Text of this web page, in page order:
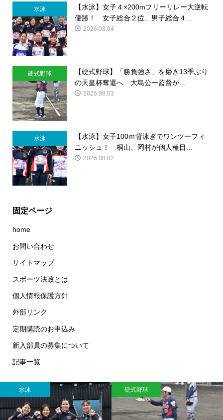
水泳
【水泳】女子４×200mフリーリレー大逆転
優勝！ 女子総合２位、男子総合４...
2026.08.04
硬式野球
【硬式野球】「勝負強さ」を磨き13季ぶり
の天皇杯奪還へ 大島公一監督が...
2026.08.03
水泳
【水泳】女子100ｍ背泳ぎでワンツーフィ
ニッシュ！ 桐山、岡村が個人種目...
2026.08.02
固定ページ
home
お問い合わせ
サイトマップ
スポーツ法政とは
個人情報保護方針
外部リンク
定期購読のお申込み
新入部員の募集について
記事一覧
水泳 硬式野球